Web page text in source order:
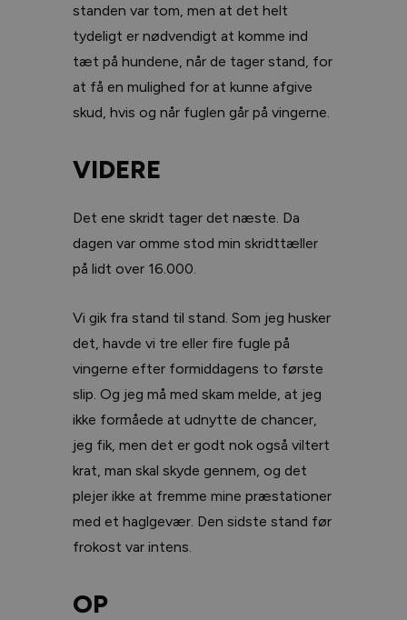
standen var tom, men at det helt
tydeligt er nødvendigt at komme ind
tæt på hundene, når de tager stand, for
at få en mulighed for at kunne afgive
skud, hvis og når fuglen går på vingerne.
VIDERE
Det ene skridt tager det næste. Da
dagen var omme stod min skridttæller
på lidt over 16.000.
Vi gik fra stand til stand. Som jeg husker
det, havde vi tre eller fire fugle på
vingerne efter formiddagens to første
slip. Og jeg må med skam melde, at jeg
ikke formåede at udnytte de chancer,
jeg fik, men det er godt nok også viltert
krat, man skal skyde gennem, og det
plejer ikke at fremme mine præstationer
med et haglgevær. Den sidste stand før
frokost var intens.
OP